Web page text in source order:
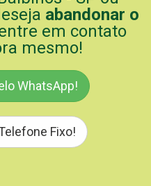
abandonar o
em contato
mesmo!
WhatsApp!
Fixo!